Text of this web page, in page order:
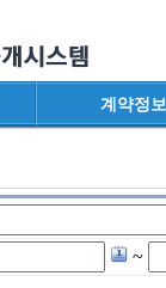
계약정보
~